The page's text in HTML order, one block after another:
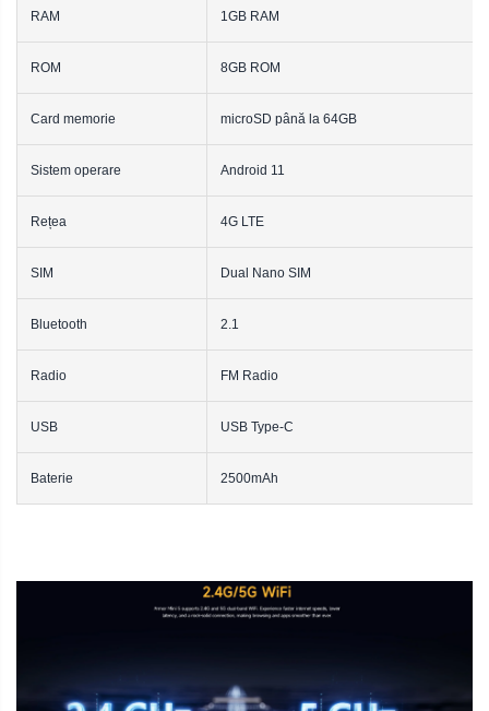
RAM 1GB RAM
ROM 8GB ROM
Card memorie microSD până la 64GB
Sistem operare Android 11
Rețea 4G LTE
SIM Dual Nano SIM
Bluetooth 2.1
Radio FM Radio
USB USB Type-C
Baterie 2500mAh